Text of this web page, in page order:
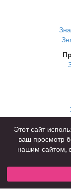
Этот сайт
ваш просмотр
нашим сайтом,